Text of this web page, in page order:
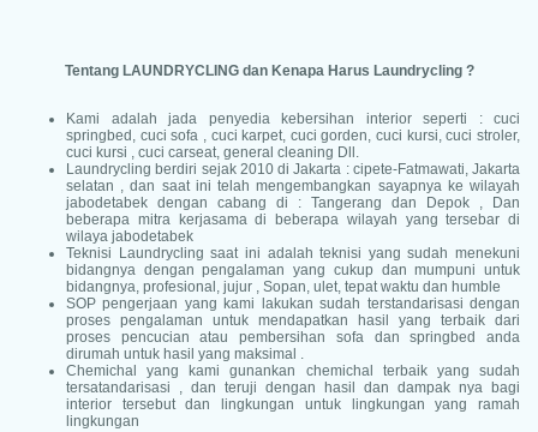
Tentang LAUNDRYCLING dan Kenapa Harus Laundrycling ?
Kami adalah jada penyedia kebersihan interior seperti : cuci
springbed, cuci sofa , cuci karpet, cuci gorden, cuci kursi, cuci stroler,
cuci kursi , cuci carseat, general cleaning Dll.
Laundrycling berdiri sejak 2010 di Jakarta : cipete-Fatmawati, Jakarta
selatan , dan saat ini telah mengembangkan sayapnya ke wilayah
jabodetabek dengan cabang di : Tangerang dan Depok , Dan
beberapa mitra kerjasama di beberapa wilayah yang tersebar di
wilaya jabodetabek
Teknisi Laundrycling saat ini adalah teknisi yang sudah menekuni
bidangnya dengan pengalaman yang cukup dan mumpuni untuk
bidangnya, profesional, jujur , Sopan, ulet, tepat waktu dan humble
SOP pengerjaan yang kami lakukan sudah terstandarisasi dengan
proses pengalaman untuk mendapatkan hasil yang terbaik dari
proses pencucian atau pembersihan sofa dan springbed anda
dirumah untuk hasil yang maksimal .
Chemichal yang kami gunankan chemichal terbaik yang sudah
tersatandarisasi , dan teruji dengan hasil dan dampak nya bagi
interior tersebut dan lingkungan untuk lingkungan yang ramah
lingkungan